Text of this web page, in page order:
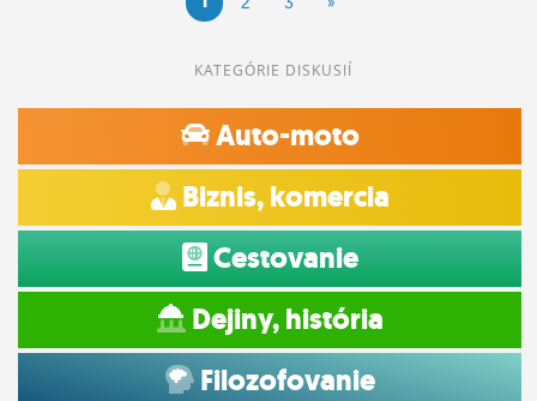
KATEGÓRIE DISKUSIÍ
Auto-moto
Biznis, komercia
Cestovanie
Dejiny, história
Filozofovanie